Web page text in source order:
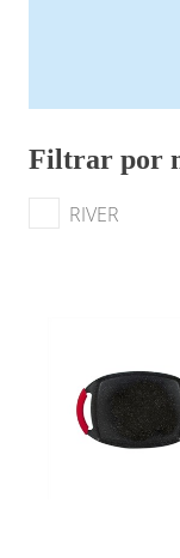
Filtrar por
RIVER